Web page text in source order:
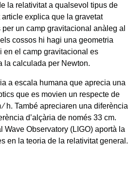
la relativitat a qualsevol tipus de
explica que la gravetat
un camp gravitacional anàleg al
cossos hi hagi una geometria
en el camp gravitacional es
la calculada per Newton.
a escala humana que aprecia una
que es movien un respecte de
h. També apreciaren una diferència
d’alçària de només 33 cm.
Wave Observatory (LIGO) aportà la
en la teoria de la relativitat general.